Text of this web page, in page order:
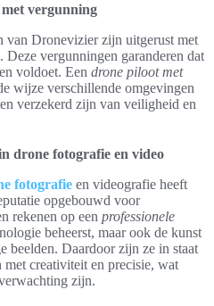
vergunning
van Dronevizier zijn uitgerust met
vergunningen garanderen dat
voldoet. Een drone piloot met
wijze verschillende omgevingen
verzekerd zijn van veiligheid en
drone fotografie en video
fotografie en videografie heeft
opgebouwd voor
rekenen op een professionele
beheerst, maar ook de kunst
beelden. Daardoor zijn ze in staat
creativiteit en precisie, wat
zijn.